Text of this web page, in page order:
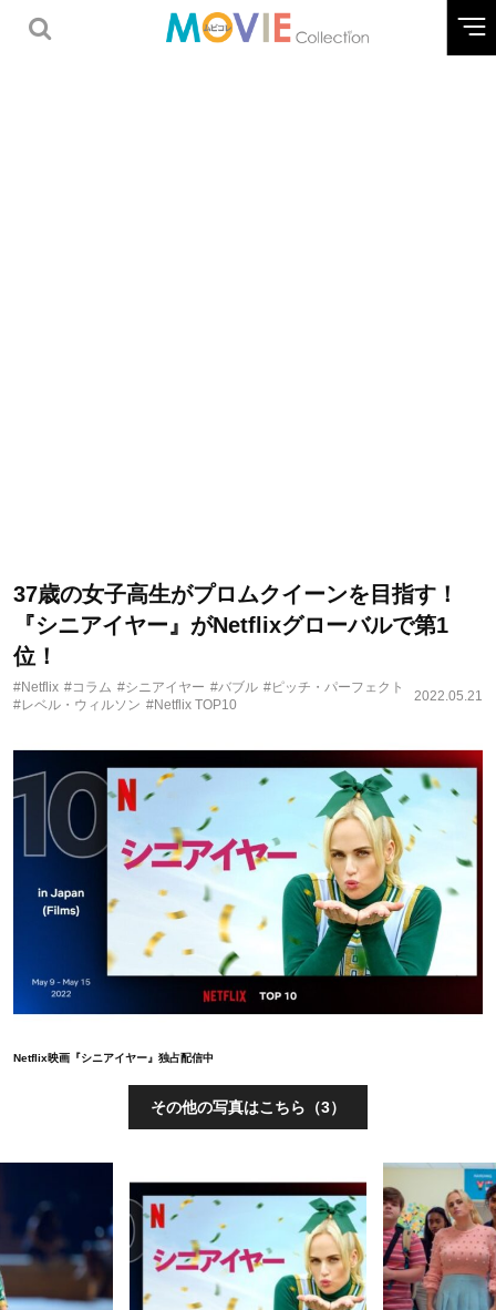
37歳の女子高生がプロムクイーンを目指す！
『シニアイヤー』がNetflixグローバルで第1
位！
#Netflix #コラム #シニアイヤー #バブル #ピッチ・パーフェクト
#レベル・ウィルソン #Netflix TOP10
2022.05.21
Netflix映画『シニアイヤー』独占配信中
その他の写真はこちら（3）